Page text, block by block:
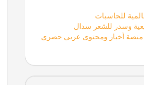
للحاسبات
وسدر للشعر سدال
أخبار ومحتوى عربي حصري